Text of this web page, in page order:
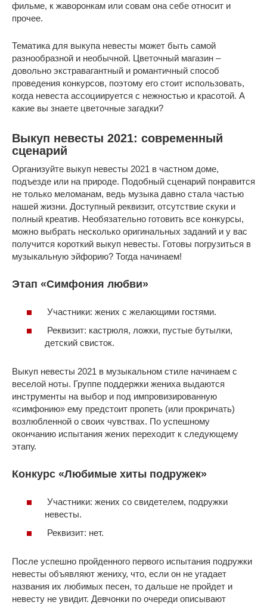
фильме, к жаворонкам или совам она себе относит и
прочее.
Тематика для выкупа невесты может быть самой
разнообразной и необычной. Цветочный магазин –
довольно экстравагантный и романтичный способ
проведения конкурсов, поэтому его стоит использовать,
когда невеста ассоциируется с нежностью и красотой. А
какие вы знаете цветочные загадки?
Выкуп невесты 2021: современный
сценарий
Организуйте выкуп невесты 2021 в частном доме,
подъезде или на природе. Подобный сценарий понравится
не только меломанам, ведь музыка давно стала частью
нашей жизни. Доступный реквизит, отсутствие скуки и
полный креатив. Необязательно готовить все конкурсы,
можно выбрать несколько оригинальных заданий и у вас
получится короткий выкуп невесты. Готовы погрузиться в
музыкальную эйфорию? Тогда начинаем!
Этап «Симфония любви»
Участники: жених с желающими гостями.
Реквизит: кастрюля, ложки, пустые бутылки,
детский свисток.
Выкуп невесты 2021 в музыкальном стиле начинаем с
веселой ноты. Группе поддержки жениха выдаются
инструменты на выбор и под импровизированную
«симфонию» ему предстоит пропеть (или прокричать)
возлюбленной о своих чувствах. По успешному
окончанию испытания жених переходит к следующему
этапу.
Конкурс «Любимые хиты подружек»
Участники: жених со свидетелем, подружки
невесты.
Реквизит: нет.
После успешно пройденного первого испытания подружки
невесты объявляют жениху, что, если он не угадает
названия их любимых песен, то дальше не пройдет и
невесту не увидит. Девчонки по очереди описывают